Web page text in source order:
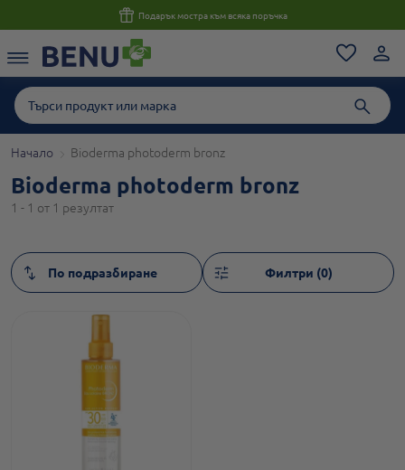
Подарък мостра към всяка поръчка
Начало Bioderma photoderm bronz
Bioderma photoderm bronz
1 - 1 от 1 резултат
Филтри (0)